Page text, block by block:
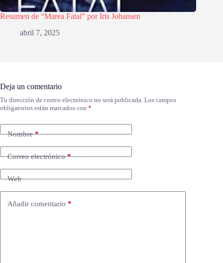
Resumen de “Marea Fatal” por Iris Johansen
abril 7, 2025
Deja un comentario
Tu dirección de correo electrónico no será publicada. Los campos
obligatorios están marcados con *
Nombre*
Correo electrónico*
Web
Añadir comentario *